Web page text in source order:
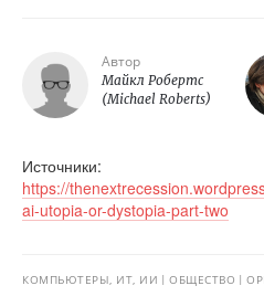
Автор
Майкл Робертс
(Michael Roberts)
Источники:
https://
ai-utopia-or-dystopia-part-two
КОМПЬЮТЕРЫ, ИТ, ИИ ОБЩЕСТВО